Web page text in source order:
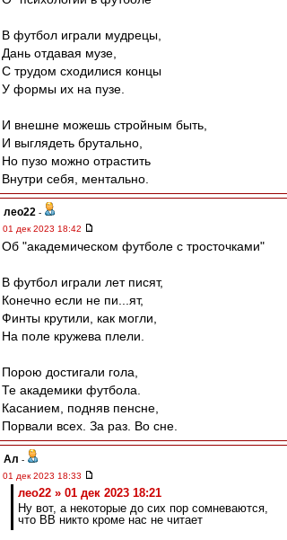
В футбол играли мудрецы,
Дань отдавая музе,
С трудом сходилися концы
У формы их на пузе.
И внешне можешь стройным быть,
И выглядеть брутально,
Но пузо можно отрастить
Внутри себя, ментально.
лео22 -
01 дек 2023 18:42
Об "академическом футболе с тросточками"
В футбол играли лет писят,
Конечно если не пи...ят,
Финты крутили, как могли,
На поле кружева плели.
Порою достигали гола,
Те академики футбола.
Касанием, подняв пенсне,
Порвали всех. За раз. Во сне.
Ал -
01 дек 2023 18:33
лео22 » 01 дек 2023 18:21
Ну вот, а некоторые до сих пор сомневаются,
что ВВ никто кроме нас не читает